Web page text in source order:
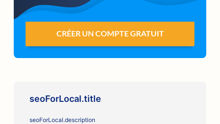
CRÉER UN COMPTE GRATUIT
seoForLocal.title
seoForLocal.description